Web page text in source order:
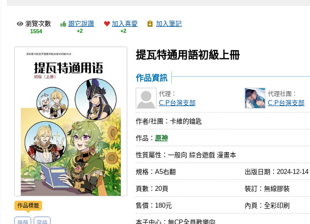
瀏覽次數
1554
跟它說讚
+2
加入喜愛
+2
加入筆記
提瓦特通用語初級上冊
作品標籤
作品資訊
代理：
C.P台灣支部
代理社團：
C.P台灣支部
作者/社團：卡維的鑰匙
作品： 原神
性質屬性：一般向 綜合遊戲 漫畫本
規格：A5右翻 出版日期： 2024-12-14
頁數：20頁 裝訂：無線膠裝
售價：180元 內頁：全彩印刷
本子中心：無CP全員歡樂向